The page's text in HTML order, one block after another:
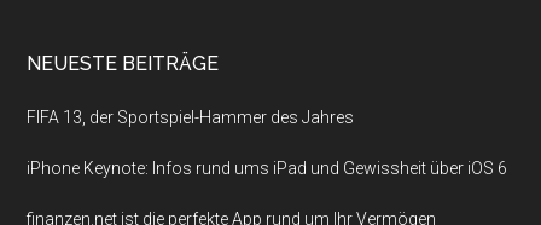
NEUESTE BEITRÄGE
FIFA 13, der Sportspiel-Hammer des Jahres
iPhone Keynote: Infos rund ums iPad und Gewissheit über iOS 6
finanzen.net ist die perfekte App rund um Ihr Vermögen